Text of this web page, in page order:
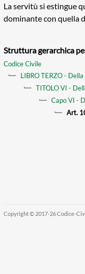
La servitù si estingue
dominante con quella
Struttura gerarchica
Codice Civile
LIBRO TERZO -
TITOLO VI -
Capo VI -
Art.
Copyright © 2017-26 Codice-